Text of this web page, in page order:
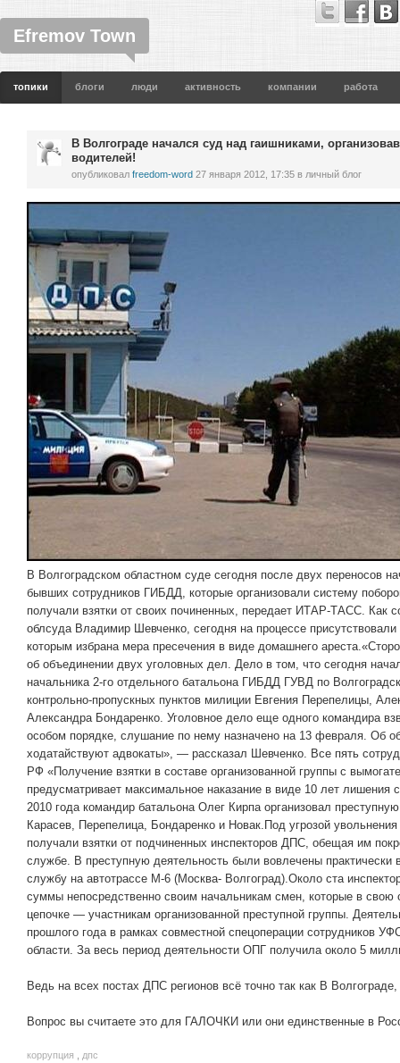
Efremov Town
топики блоги люди активность компании работа
В Волгограде начался суд над гаишниками,
водителей!
опубликовал freedom-word 27 января 2012, 17:35 в личный блог
В Волгоградском областном суде сегодня после двух переносов
бывших сотрудников ГИБДД, которые организовали систему
получали взятки от своих починенных, передает ИТАР-ТАСС. Как
облсуда Владимир Шевченко, сегодня на процессе
которым избрана мера пресечения в виде домашнего
об объединении двух уголовных дел. Дело в том, что сегодня
начальника 2-го отдельного батальона ГИБДД ГУВД по
контрольно-пропускных пунктов милиции Евгения Перепелицы,
Александра Бондаренко. Уголовное дело еще одного командира
особом порядке, слушание по нему назначено на 13 февраля. Об
ходатайствуют адвокаты», — рассказал Шевченко. Все пять
РФ «Получение взятки в составе организованной группы с
предусматривает максимальное наказание в виде 10 лет
2010 года командир батальона Олег Кирпа организовал
Карасев, Перепелица, Бондаренко и Новак.Под угрозой
получали взятки от подчиненных инспекторов ДПС, обещая им
службе. В преступную деятельность были вовлечены практически
службу на автотрассе М-6 (Москва- Волгоград).Около ста
суммы непосредственно своим начальникам смен, которые в
цепочке — участникам организованной преступной группы.
прошлого года в рамках совместной спецоперации сотрудников
области. За весь период деятельности ОПГ получила около 5
Ведь на всех постах ДПС регионов всё точно так как В Волгограде,
Вопрос вы считаете это для ГАЛОЧКИ или они единственные в
коррупция дпс